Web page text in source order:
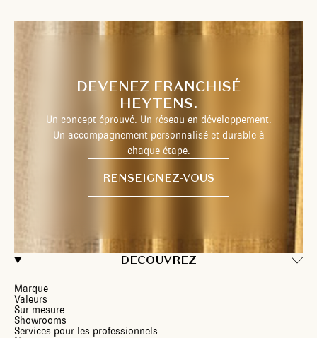
DECOUVREZ
Marque
Valeurs
Sur-mesure
Showrooms
Services pour les professionnels
DEVENEZ FRANCHISÉ
HEYTENS.
Un concept éprouvé. Un réseau en développement.
Un accompagnement personnalisé et durable à
chaque étape.
RENSEIGNEZ-VOUS